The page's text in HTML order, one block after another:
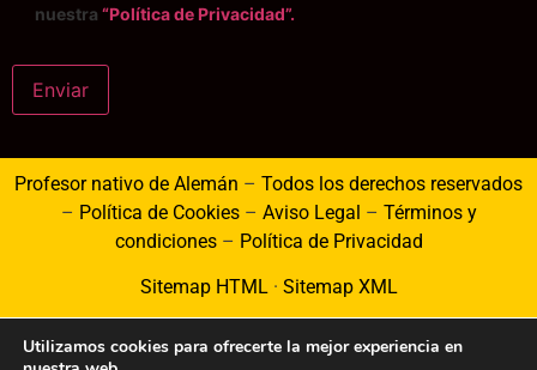
nuestra “Política de Privacidad”.
Enviar
Profesor nativo de Alemán – Todos los derechos reservados
– Política de Cookies– Aviso Legal – Términos y
condiciones– Política de Privacidad
Sitemap HTML· Sitemap XML
Utilizamos cookies para ofrecerte la mejor experiencia en